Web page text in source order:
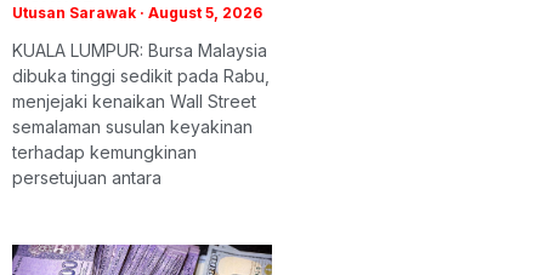
Utusan Sarawak August 5, 2026
KUALA LUMPUR: Bursa Malaysia
dibuka tinggi sedikit pada Rabu,
menjejaki kenaikan Wall Street
semalaman susulan keyakinan
terhadap kemungkinan
persetujuan antara